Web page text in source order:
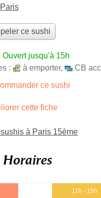
ce sushi
Ouvert jusqu'à 15h
:
à emporter, CB
ce sushi
cette fiche
à Paris 15ème
Horaires
11h - 15h